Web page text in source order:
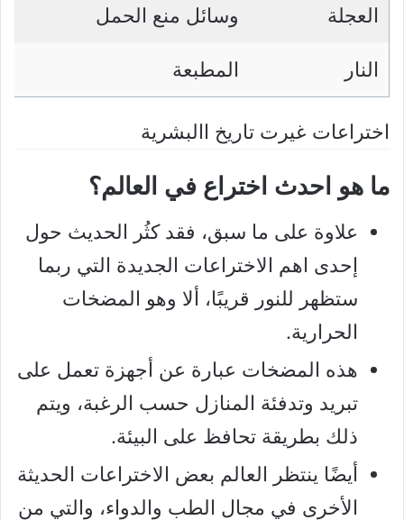
العجلة وسائل منع الحمل
النار المطبعة
اختراعات غيرت تاريخ االبشرية
ما هو احدث اختراع في العالم؟
علاوة على ما سبق، فقد كثُر الحديث حول
إحدى اهم الاختراعات الجديدة التي ربما
ستظهر للنور قريبًا، ألا وهو المضخات
الحرارية.
هذه المضخات عبارة عن أجهزة تعمل على
تبريد وتدفئة المنازل حسب الرغبة، ويتم
ذلك بطريقة تحافظ على البيئة.
أيضًا ينتظر العالم بعض الاختراعات الحديثة
الأخرى في مجال الطب والدواء، والتي من